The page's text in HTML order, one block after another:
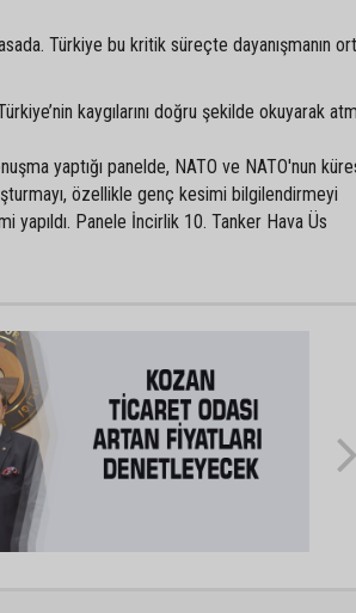
Türkiye bu kritik süreçte dayanışmanın
kaygılarını doğru şekilde okuyarak
yaptığı panelde, NATO ve NATO'nun
özellikle genç kesimi bilgilendirmeyi
yapıldı. Panele İncirlik 10. Tanker Hava Üs